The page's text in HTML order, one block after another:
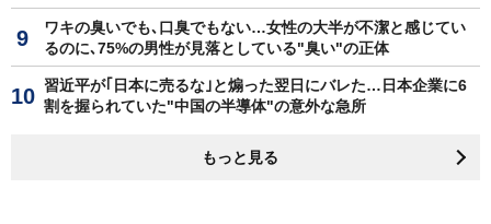
ワキの臭いでも､口臭でもない…女性の大半が不潔と感じてい
るのに､75%の男性が見落としている"臭い"の正体
習近平が｢日本に売るな｣と煽った翌日にバレた…日本企業に6
割を握られていた"中国の半導体"の意外な急所
もっと見る